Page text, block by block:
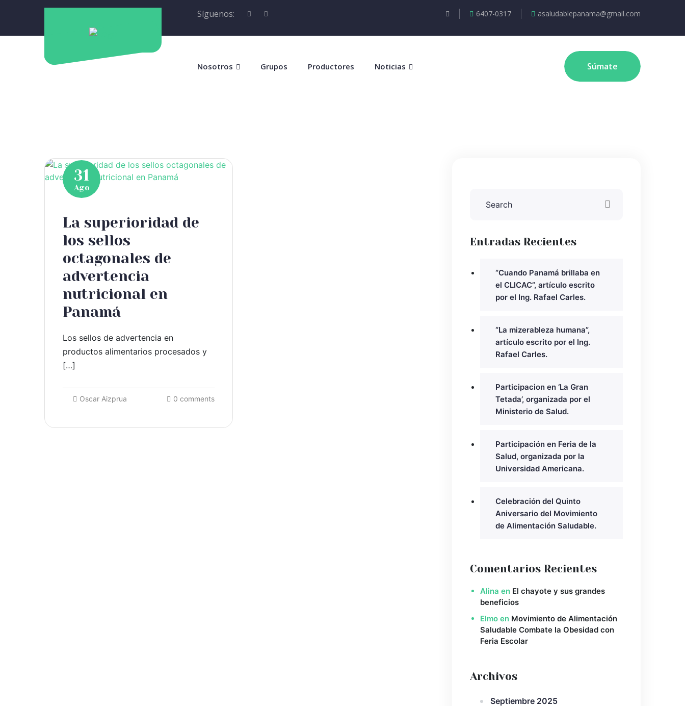
Síguenos: 6407-0317 asaludablepanama@gmail.com
Nosotros Grupos Productores Noticias Súmate
31
Ago
La superioridad de
los sellos
octagonales de
advertencia
nutricional en
Panamá
Los sellos de advertencia en
productos alimentarios procesados y
[…]
Oscar Aizprua 0 comments
Entradas Recientes
“Cuando Panamá brillaba en
el CLICAC”, artículo escrito
por el Ing. Rafael Carles.
“La mizerableza humana”,
artículo escrito por el Ing.
Rafael Carles.
Participacion en ‘La Gran
Tetada’, organizada por el
Ministerio de Salud.
Participación en Feria de la
Salud, organizada por la
Universidad Americana.
Celebración del Quinto
Aniversario del Movimiento
de Alimentación Saludable.
Comentarios Recientes
Alina en El chayote y sus grandes
beneficios
Elmo en Movimiento de Alimentación
Saludable Combate la Obesidad con
Feria Escolar
Archivos
Septiembre 2025